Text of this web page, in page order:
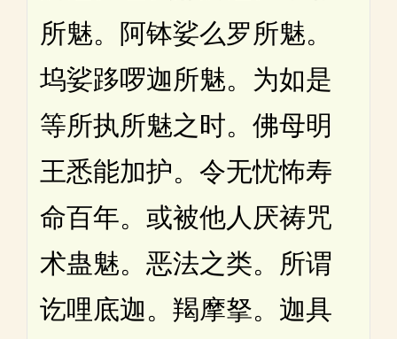
所魅。阿钵娑么罗所魅。
坞娑跢啰迦所魅。为如是
等所执所魅之时。佛母明
王悉能加护。令无忧怖寿
命百年。或被他人厌祷咒
术蛊魅。恶法之类。所谓
讫哩底迦。羯摩拏。迦具